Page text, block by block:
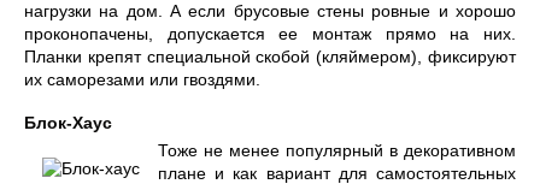
нагрузки на дом. А если брусовые стены ровные и хорошо
проконопачены, допускается ее монтаж прямо на них.
Планки крепят специальной скобой (кляймером), фиксируют
их саморезами или гвоздями.
Блок-Хаус
Тоже не менее популярный в декоративном
плане и как вариант для самостоятельных